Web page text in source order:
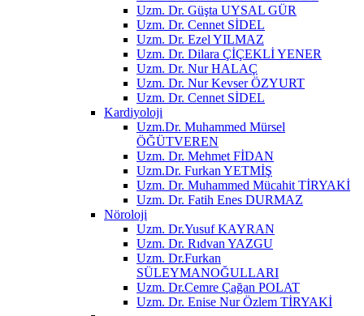
Uzm. Dr. Güşta UYSAL GÜR
Uzm. Dr. Cennet SİDEL
Uzm. Dr. Ezel YILMAZ
Uzm. Dr. Dilara ÇİÇEKLİ YENER
Uzm. Dr. Nur HALAÇ
Uzm. Dr. Nur Kevser ÖZYURT
Uzm. Dr. Cennet SİDEL
Kardiyoloji
Uzm.Dr. Muhammed Mürsel
ÖĞÜTVEREN
Uzm. Dr. Mehmet FİDAN
Uzm.Dr. Furkan YETMİŞ
Uzm. Dr. Muhammed Mücahit TİRYAKİ
Uzm. Dr. Fatih Enes DURMAZ
Nöroloji
Uzm. Dr.Yusuf KAYRAN
Uzm. Dr. Rıdvan YAZGU
Uzm. Dr.Furkan
SÜLEYMANOĞULLARI
Uzm. Dr.Cemre Çağan POLAT
Uzm. Dr. Enise Nur Özlem TİRYAKİ